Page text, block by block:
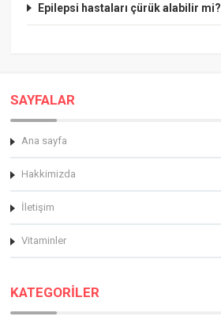
Epilepsi hastaları çürük alabilir mi?
SAYFALAR
Ana sayfa
Hakkimizda
İletişim
Vitaminler
KATEGORİLER